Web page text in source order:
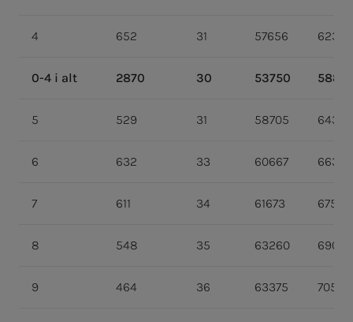
4 652 31 57656 62371
0-4 i alt 2870 30 53750
5 529 31 58705 64347
6 632 33 60667 66350
7 611 34 61673 67580
8 548 35 63260 69011
9 464 36 63375 70534